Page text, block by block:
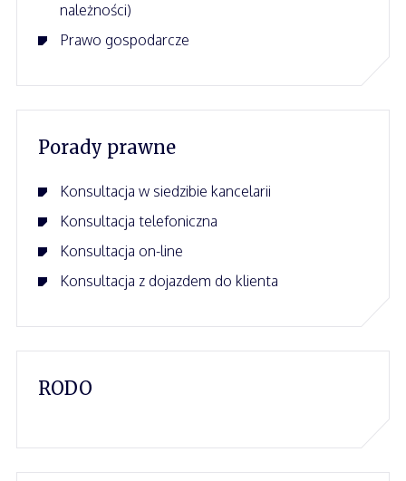
należności)
Prawo gospodarcze
Porady prawne
Konsultacja w siedzibie kancelarii
Konsultacja telefoniczna
Konsultacja on-line
Konsultacja z dojazdem do klienta
RODO